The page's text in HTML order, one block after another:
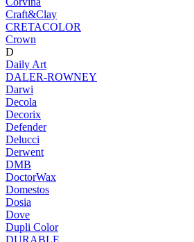
Craft&Clay
CRETACOLOR
Crown
D
Daily Art
DALER-ROWNEY
Darwi
Decola
Decorix
Defender
Delucci
Derwent
DMB
DoctorWax
Domestos
Dosia
Dove
Dupli Color
DURABLE